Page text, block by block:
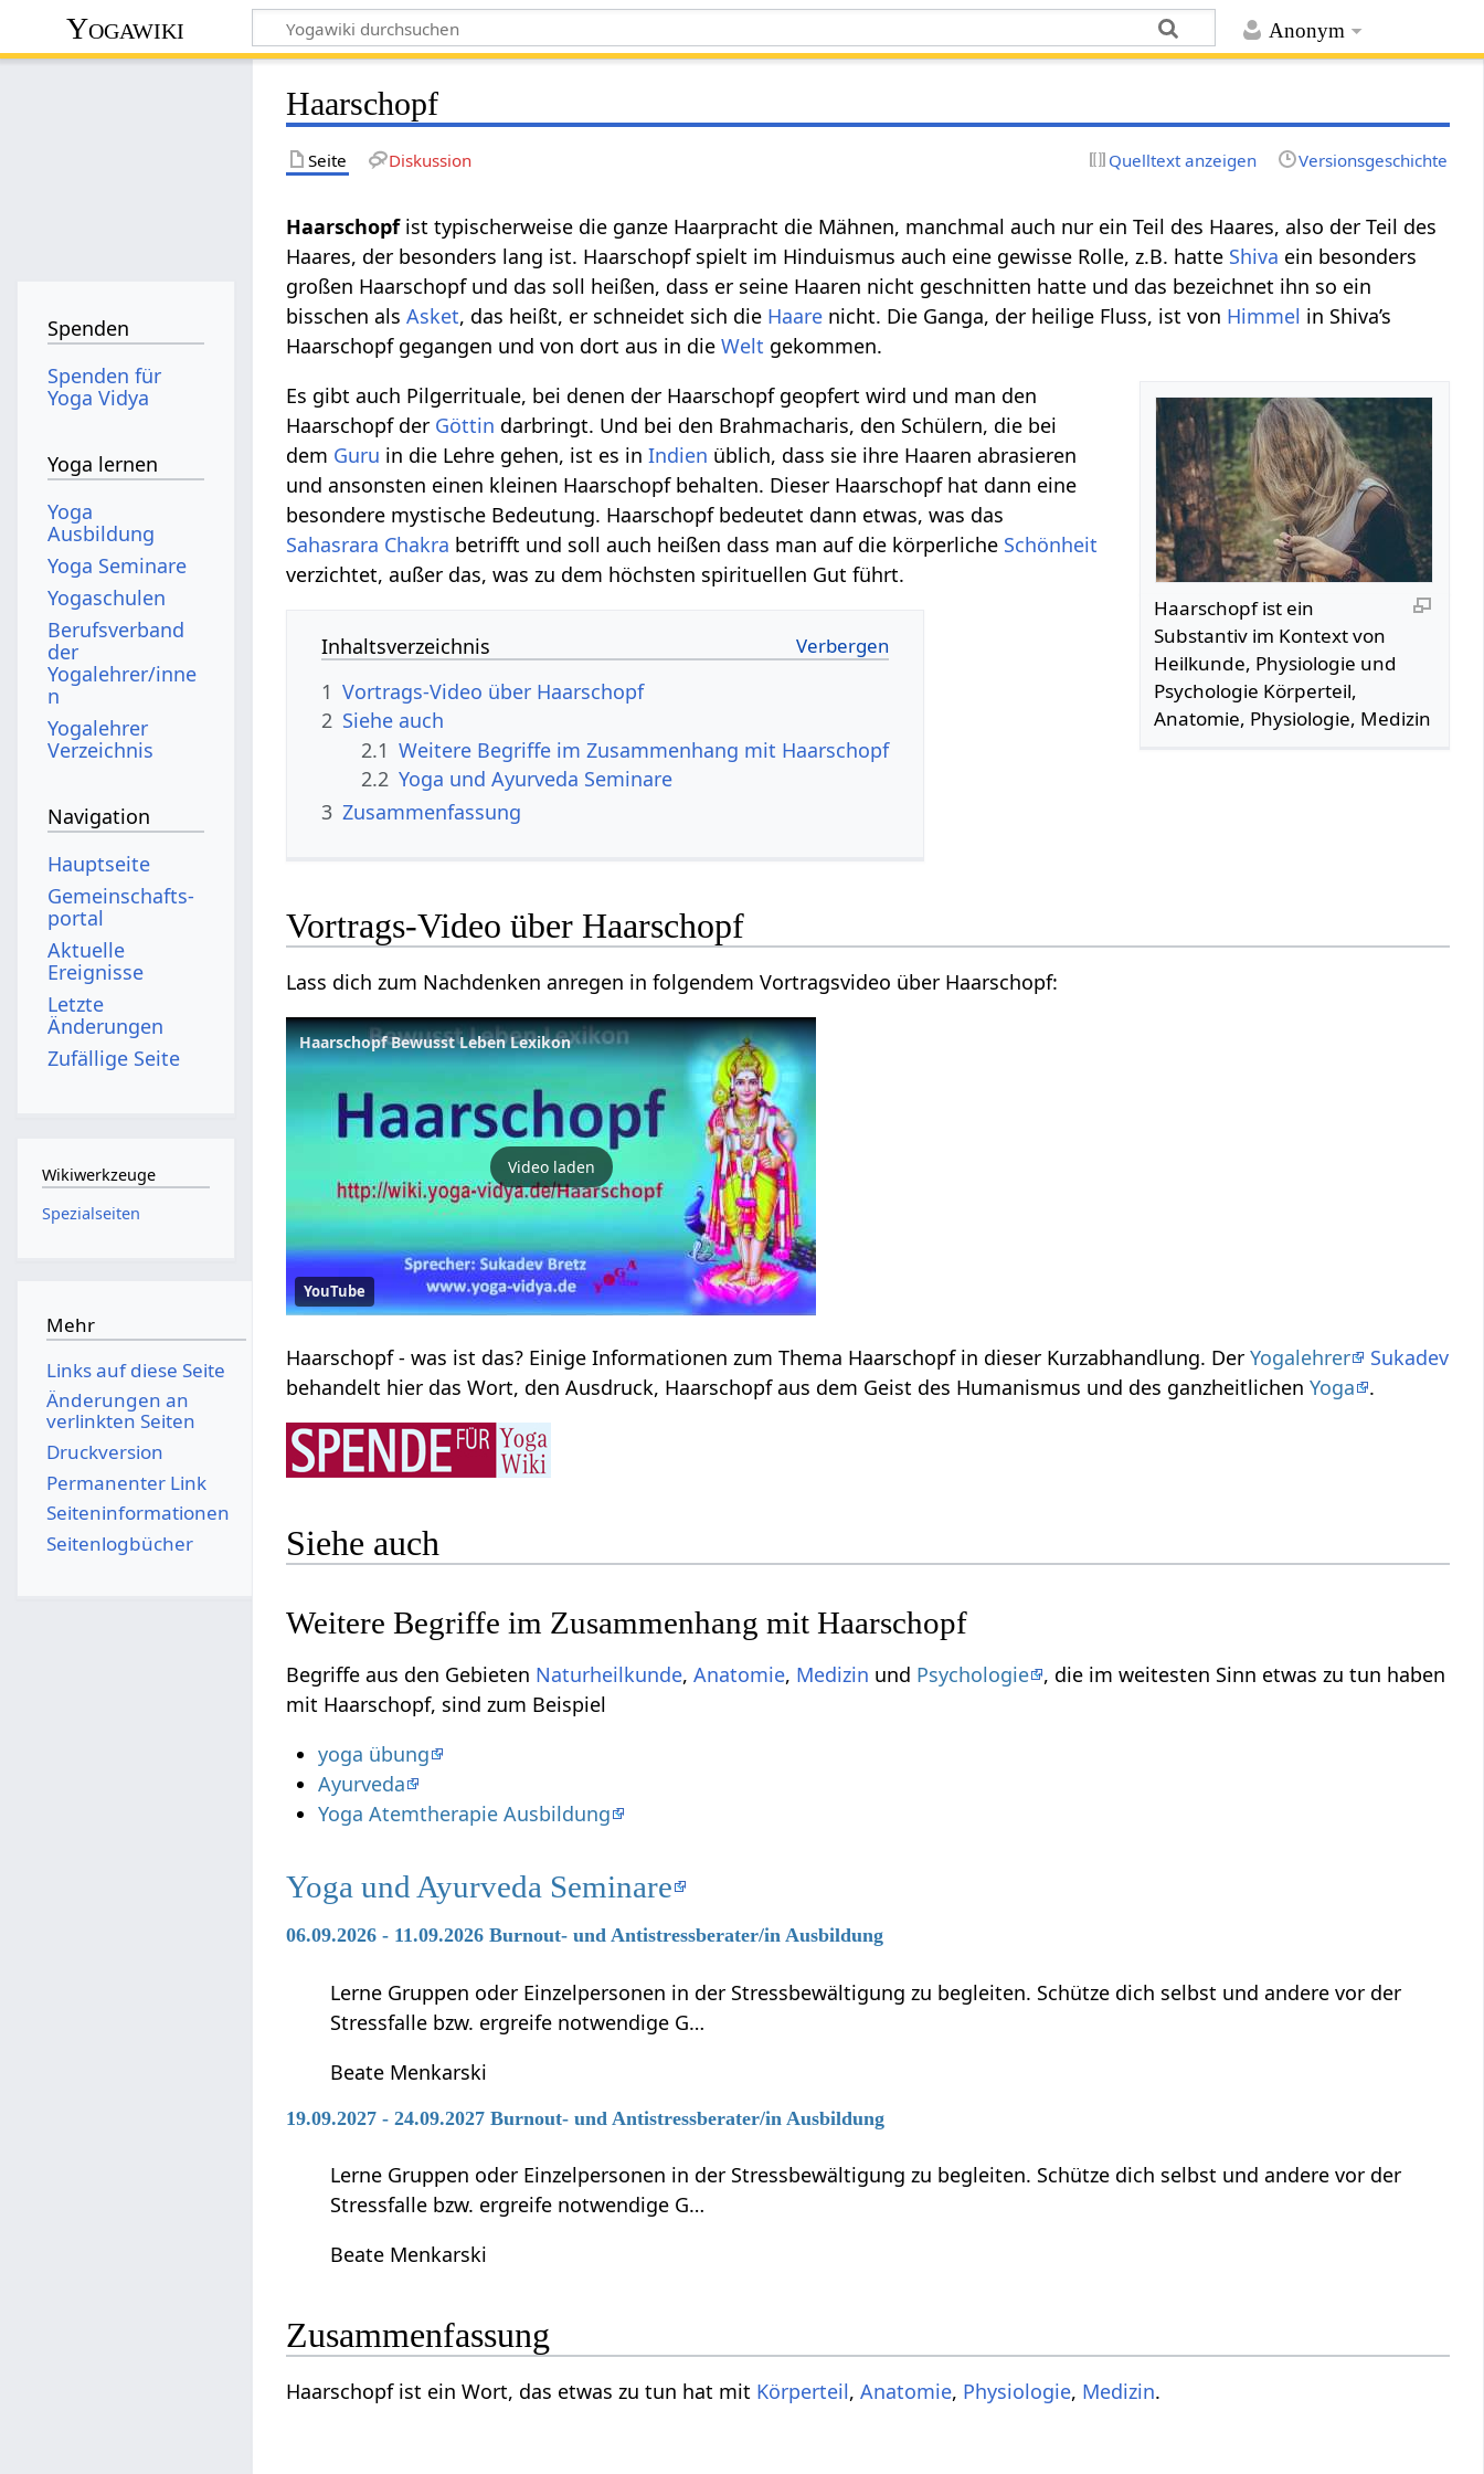
Anonym
Yogawiki
Haarschopf
Seite Diskussion Quelltext anzeigen Versionsgeschichte
Haarschopf‏‎ ist typischerweise die ganze Haarpracht die Mähnen, manchmal auch nur ein Teil des Haares, also der Teil des
Haares, der besonders lang ist. Haarschopf spielt im Hinduismus auch eine gewisse Rolle, z.B. hatte Shiva ein besonders
großen Haarschopf und das soll heißen, dass er seine Haaren nicht geschnitten hatte und das bezeichnet ihn so ein
bisschen alsAsket, das heißt, er schneidet sich die Haare nicht. Die Ganga, der heilige Fluss, ist von Himmel in Shiva’s
Haarschopf gegangen und von dort aus in dieWelt gekommen.
Haarschopf‏‎ ist ein
Substantiv im Kontext von
Heilkunde, Physiologie und
Psychologie Körperteil,
Anatomie, Physiologie, Medizin
Es gibt auch Pilgerrituale, bei denen der Haarschopf geopfert wird und man den
Haarschopf der Göttin darbringt. Und bei den Brahmacharis, den Schülern, die bei
dem Guru in die Lehre gehen, ist es inIndien üblich, dass sie ihre Haaren abrasieren
und ansonsten einen kleinen Haarschopf behalten. Dieser Haarschopf hat dann eine
besondere mystische Bedeutung. Haarschopf bedeutet dann etwas, was das
Sahasrara Chakra betrifft und soll auch heißen dass man auf die körperliche Schönheit
verzichtet, außer das, was zu dem höchsten spirituellen Gut führt.
Inhaltsverzeichnis
1
Vortrags-Video über Haarschopf‏‎
2 Siehe auch
2.1
Weitere Begriffe im Zusammenhang mit Haarschopf‏‎
2.2 Yoga und Ayurveda Seminare
3 Zusammenfassung
Lass dich zum Nachdenken anregen in folgendem Vortragsvideo über Haarschopf‏‎:
Haarschopf Bewusst Leben Lexikon
Video laden
YouTube
Haarschopf‏‎ - was ist das? Einige Informationen zum Thema Haarschopf‏‎ in dieser Kurzabhandlung. DerYogalehrer
Sukadev
behandelt hier das Wort, den Ausdruck, Haarschopf‏‎ aus dem Geist des Humanismus und des ganzheitlichenYoga .
Siehe auch
Begriffe aus den Gebieten Naturheilkunde,Anatomie, Medizin und Psychologie , die im weitesten Sinn etwas zu tun haben
mit Haarschopf‏‎, sind zum Beispiel
yoga übung
Ayurveda
Yoga Atemtherapie Ausbildung
Yoga und Ayurveda Seminare
06.09.2026 - 11.09.2026 Burnout- und Antistressberater/in Ausbildung
Lerne Gruppen oder Einzelpersonen in der Stressbewältigung zu begleiten. Schütze dich selbst und andere vor der
Stressfalle bzw. ergreife notwendige G…
Beate Menkarski
19.09.2027 - 24.09.2027 Burnout- und Antistressberater/in Ausbildung
Lerne Gruppen oder Einzelpersonen in der Stressbewältigung zu begleiten. Schütze dich selbst und andere vor der
Stressfalle bzw. ergreife notwendige G…
Beate Menkarski
Zusammenfassung
Haarschopf‏‎ ist ein Wort, das etwas zu tun hat mit Körperteil,Anatomie, Physiologie, Medizin.
Spenden
Spenden für
Yoga Vidya
Yoga lernen
Yoga
Ausbildung
Yoga Seminare
Yogaschulen
Berufsverband
der
Yogalehrer/inne
n
Yogalehrer
Verzeichnis
Navigation
Hauptseite
Gemeinschafts­
portal
Aktuelle
Ereignisse
Letzte
Änderungen
Zufällige Seite
Wikiwerkzeuge
Spezialseiten
Mehr
Links auf diese Seite
Änderungen an
verlinkten Seiten
Druckversion
Permanenter Link
Seiten­­informationen
Seitenlogbücher